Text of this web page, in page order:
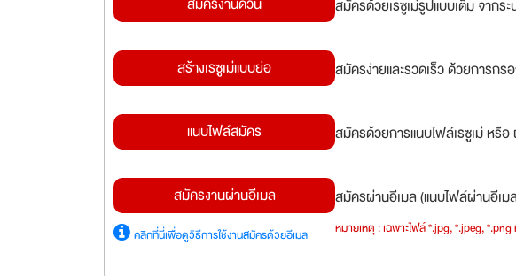
สมัครงานด่วน สมัครด้วยเรซูเม่รูปแบบเต็ม จากร
สร้างเรซูเม่แบบย่อ สมัครง่ายและรวดเร็ว ด้วยการก
แนบไฟล์สมัคร สมัครด้วยการแนบไฟล์เรซูเม่ หรื
สมัครงานผ่านอีเมล
คลิกที่นี่เพื่อดูวิธีการใช้งานสมัครด้วยอีเมล
สมัครผ่านอีเมล (แนบไฟล์ผ่านอีเม
หมายเหตุ : เฉพาะไฟล์ *.jpg, *.jpeg,